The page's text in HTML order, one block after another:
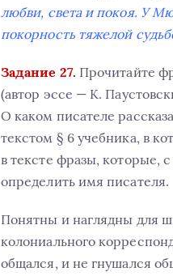
любви, света и покоя. У
покорность тяжелой
Задание 27. Прочитайте
(автор эссе — К.
О каком писателе
текстом § 6 учебника, в
в тексте фразы, которые,
определить имя писателя.
Понятны и наглядны для
колониального
общался, и не гнушался